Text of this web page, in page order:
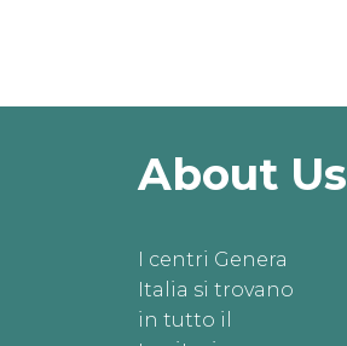
About Us
I centri Genera
Italia si trovano
in tutto il